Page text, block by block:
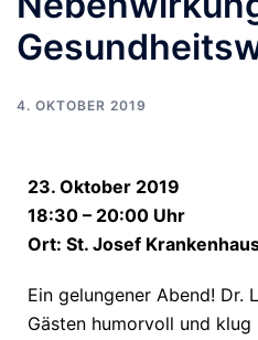
4. OKTOBER 2019
23. Oktober 2019
18:30 – 20:00 Uhr
Ort: St. Josef
Ein gelungener Abend! Dr.
Gästen humorvoll und klug